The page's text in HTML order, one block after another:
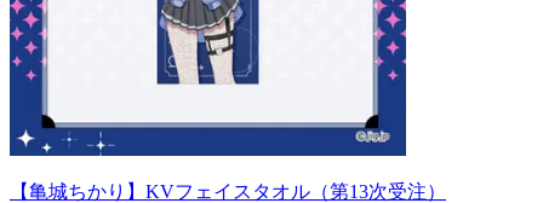
【亀城ちかり】KVフェイスタオル（第13次受注）